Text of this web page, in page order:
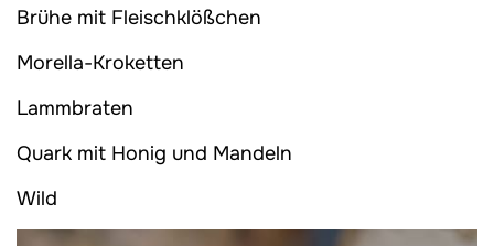
Brühe mit Fleischklößchen
Morella-Kroketten
Lammbraten
Quark mit Honig und Mandeln
Wild